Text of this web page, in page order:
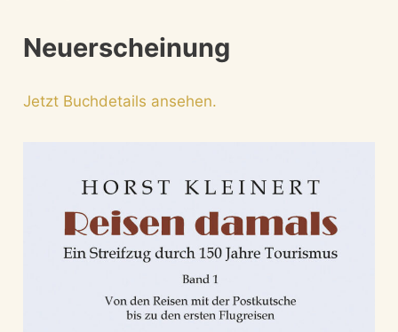
Neuerscheinung
Jetzt Buchdetails ansehen.